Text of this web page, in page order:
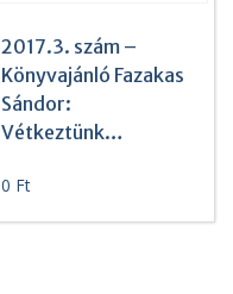
2017.3. szám –
Könyvajánló Fazakas
Sándor:
Vétkeztünk…
0 Ft